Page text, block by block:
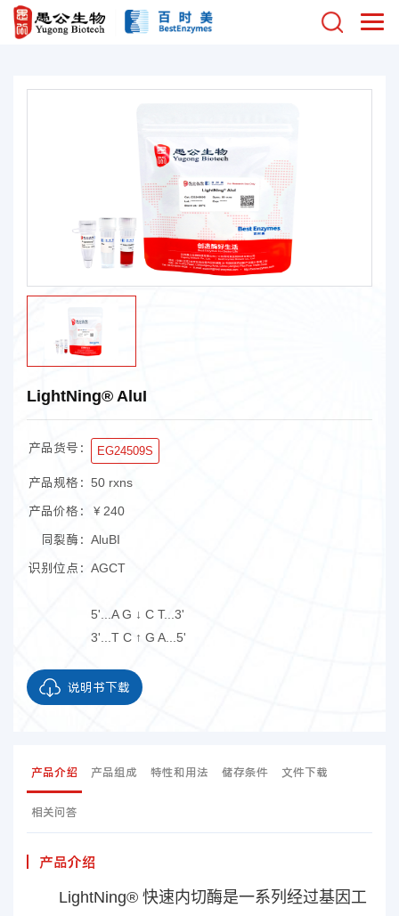
LightNing® AluI
产品货号： EG24509S
产品规格： 50 rxns
产品价格：
￥240
同裂酶： AluBI
识别位点： AGCT
5'...A G ↓ C T...3'
3'...T C ↑ G A...5'
说明书下载
产品介绍 产品组成 特性和用法 储存条件 文件下载
相关问答
产品介绍
LightNing® 快速内切酶是一系列经过基因工